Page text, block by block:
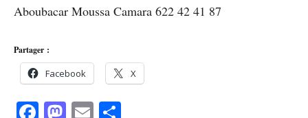
Aboubacar Moussa Camara 622 42 41 87
Partager :
Facebook X